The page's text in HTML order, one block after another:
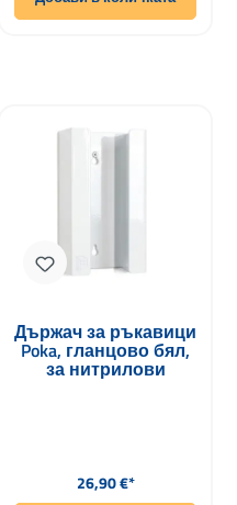
Държач за ръкавици
Poka, гланцово бял,
за нитрилови
ръкавици
Редовна цена:
26,90 €*